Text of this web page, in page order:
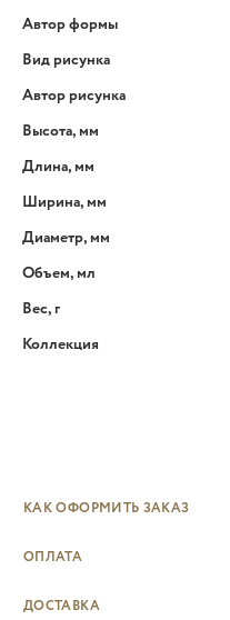
Автор формы
Вид рисунка
Автор рисунка
Высота, мм
Длина, мм
Ширина, мм
Диаметр, мм
Объем, мл
Вес, г
Коллекция
КАК ОФОРМИТЬ ЗАКАЗ
ОПЛАТА
ДОСТАВКА